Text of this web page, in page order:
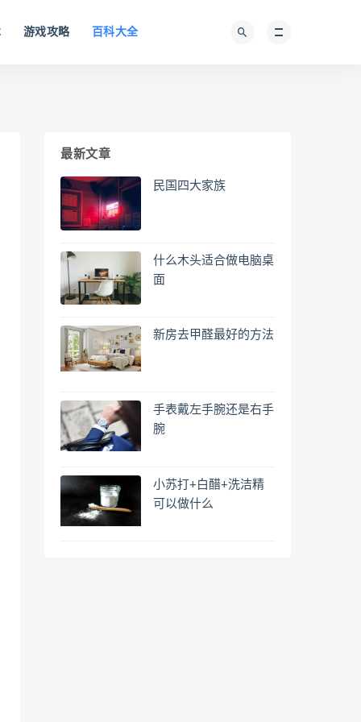
游戏攻略 百科大全
最新文章
民国四大家族
什么木头适合做电脑桌
面
新房去甲醛最好的方法
手表戴左手腕还是右手
腕
小苏打+白醋+洗洁精
可以做什么